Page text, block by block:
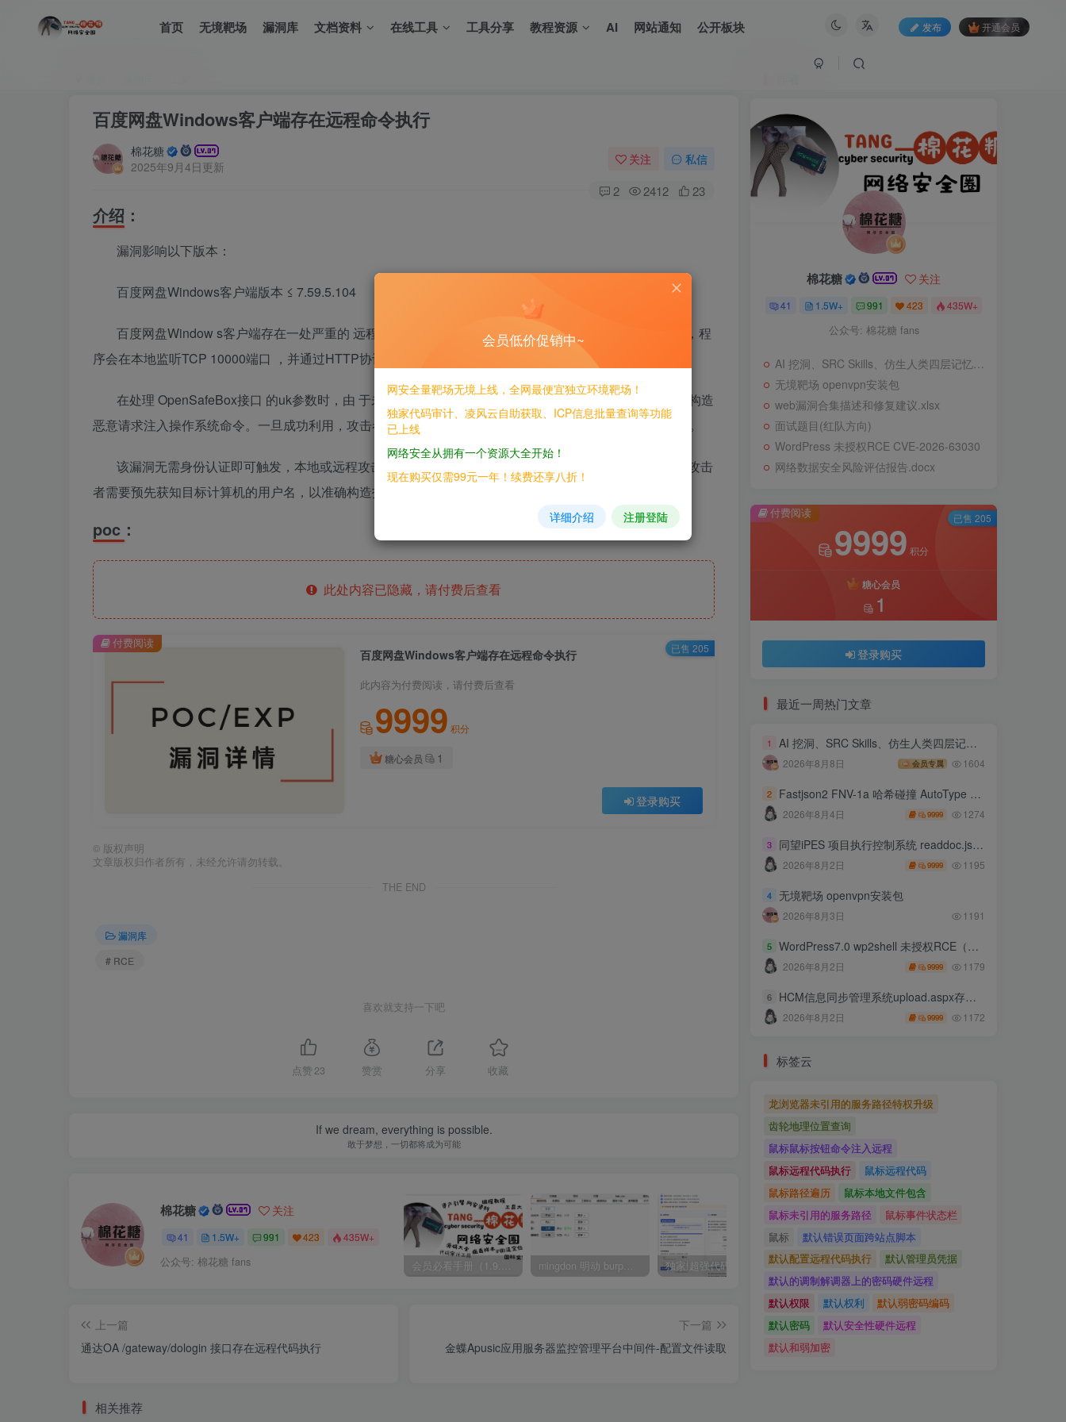
首页 无境靶场 漏洞库 文档资料 在线工具 工具分享 教程资源 AI 网站通知 公开板块 发布 开通会员
百度网盘Windows客户端存在远程命令执行
棉花糖
2025年9月4日更新
关注 私信
2 2412 23
介绍：
漏洞影响以下版本：
百度网盘Windows客户端版本 ≤ 7.59.5.104
百度网盘Window s客户端存在一处严重的 远程命令执行
漏洞。该漏洞存在于其默认安装的服务程序中，程
序会在本地监听TCP 10000端口 ，并通过HTTP协议接收请求。
在处理 OpenSafeBox接口 的uk参数时，由 于未对用户输入进行有效过滤和校验，导致攻击者可以通过构造
恶意请求注入操作系统命令。一旦成功利用，攻击者可在目标系统上远程执行任意命令，获取系统控制权限。
该漏洞无需身份认证即可触发，本地或远程攻击者均可利用，风险极高。但该漏洞存在一个限制条件：攻击
者需要预先获知目标计算机的用户名，以准确构造指向百度网盘客户端安装目录的路径。
poc：
此处内容已隐藏，请付费后查看
百度网盘Windows客户端存在远程命令执行
此内容为付费阅读，请付费后查看
9999 积分
糖心会员 1
登录购买
付费阅读 已售 205
© 版权声明
文章版权归作者所有，未经允许请勿转载。
THE END
漏洞库
# RCE
喜欢就支持一下吧
点赞 23 赞赏 分享 收藏
If we dream, everything is possible.
敢于梦想，一切都将成为可能
棉花糖 关注
41 1.5W+ 991 423 435W+
公众号: 棉花糖 fans 会员必看手册（1.9.0版本 26.4.5更新） mingdon 明动 burp插件0.2.6版本 本地时间校验去除版 2025 hw 有poc的漏洞集合
上一篇
通达OA /gateway/dologin 接口存在远程代码执行
下一篇
金蝶Apusic应用服务器监控管理平台中间件-配置文件读取
相关推荐
棉花糖 关注
41 1.5W+ 991 423 435W+
公众号: 棉花糖 fans
AI 挖洞、SRC Skills、仿生人类四层记忆系统
无境靶场 openvpn安装包
web漏洞合集描述和修复建议.xlsx
面试题目(红队方向)
WordPress 未授权RCE CVE-2026-63030
网络数据安全风险评估报告.docx
付费阅读
9999 积分
糖心会员
1
登录购买
已售 205
最近一周热门文章
1 AI 挖洞、SRC Skills、仿生人类四层记忆系统
2026年8月8日 会员专属 1604
2 Fastjson2 FNV-1a 哈希碰撞 AutoType 绕过远程代码执行
2026年8月4日 9999 1274
3 同望iPES 项目执行控制系统 readdoc.jsp存在任意文件读取
2026年8月2日 9999 1195
4 无境靶场 openvpn安装包
2026年8月3日 1191
5 WordPress7.0 wp2shell 未授权RCE（CVE-2026-63030 CVE-2026-60137）
2026年8月2日 9999 1179
6 HCM信息同步管理系统upload.aspx存在任意文件上传
2026年8月2日 9999 1172
标签云
龙浏览器未引用的服务路径特权升级
齿轮地理位置查询
鼠标鼠标按钮命令注入远程
鼠标远程代码执行
鼠标远程代码
鼠标路径遍历
鼠标本地文件包含
鼠标未引用的服务路径
鼠标事件状态栏
鼠标
默认错误页面跨站点脚本
默认配置远程代码执行
默认管理员凭据
默认的调制解调器上的密码硬件远程
默认权限
默认权利
默认弱密码编码
默认密码
默认安全性硬件远程
默认和弱加密
会员低价促销中~
网安全量靶场无境上线，全网最便宜独立环境靶场！
独家代码审计、凌风云自助获取、ICP信息批量查询等功能
已上线
网络安全从拥有一个资源大全开始！
现在购买仅需99元一年！续费还享八折！
详细介绍 注册登陆